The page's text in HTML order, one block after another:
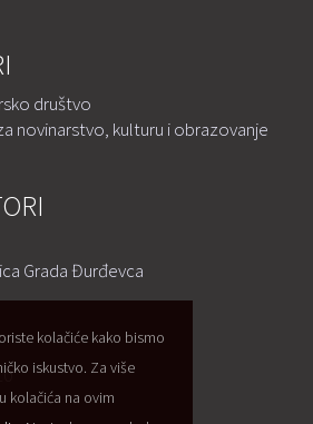
društvo
novinarstvo, kulturu i obrazovanje
Grada Đurđevca
kolačiće kako bismo
iskustvo. Za više
kolačića na ovim